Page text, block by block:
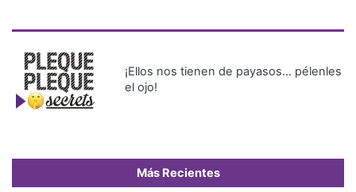
¡Ellos nos tienen de payasos… pélenles
el ojo!
Más Recientes